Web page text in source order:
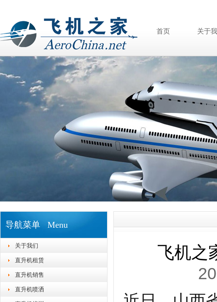
首页 关于
导航菜单 Menu
关于我们
直升机租赁
直升机销售
直升机喷洒
飞机之